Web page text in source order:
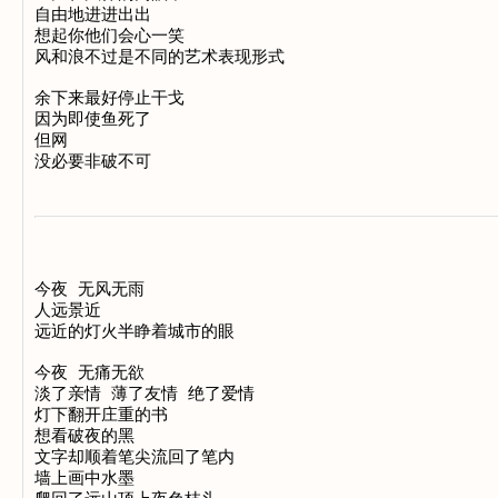
自由地进进出出
想起你他们会心一笑
风和浪不过是不同的艺术表现形式
余下来最好停止干戈
因为即使鱼死了
但网
今夜 无风无雨
人远景近
远近的灯火半睁着城市的眼
今夜 无痛无欲
淡了亲情 薄了友情 绝了爱情
灯下翻开庄重的书
想看破夜的黑
文字却顺着笔尖流回了笔内
墙上画中水墨